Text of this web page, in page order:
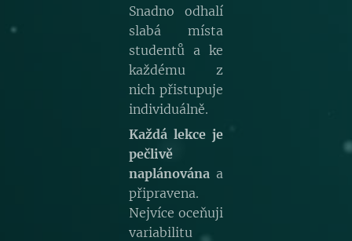
Snadno odhalí
slabá místa
studentů a ke
každému z
nich přistupuje
individuálně.
Každá lekce je
pečlivě
naplánována a
připravena.
Nejvíce oceňuji
variabilitu